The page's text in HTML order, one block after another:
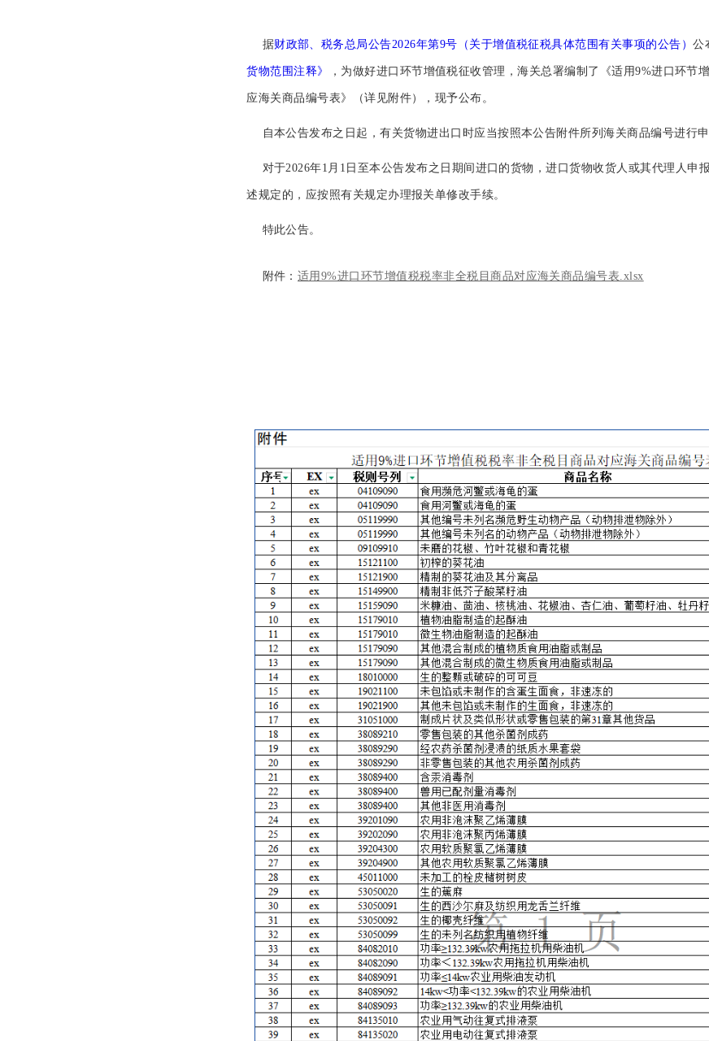
据财政部、税务总局公告2026年第9号（关于增值税征税具体范围有关事项的公告）公
货物范围注释》 ，为做好进口环节增值税征收管理，海关总署编制了《适用9%进口环节
应海关商品编号表》（详见附件），现予公布。
自本公告发布之日起，有关货物进出口时应当按照本公告附件所列海关商品编号进行申
对于2026年1月1日至本公告发布之日期间进口的货物，进口货物收货人或其代理人申
述规定的，应按照有关规定办理报关单修改手续。
特此公告。
附件： 适用9%进口环节增值税税率非全税目商品对应海关商品编号表.xlsx